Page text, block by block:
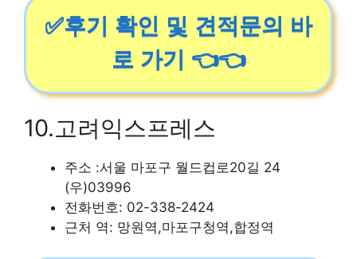
✅후기 확인 및 견적문의 바
로 가기 👈👈
10.고려익스프레스
주소 :서울 마포구 월드컵로20길 24
(우)03996
전화번호: 02-338-2424
근처 역: 망원역,마포구청역,합정역